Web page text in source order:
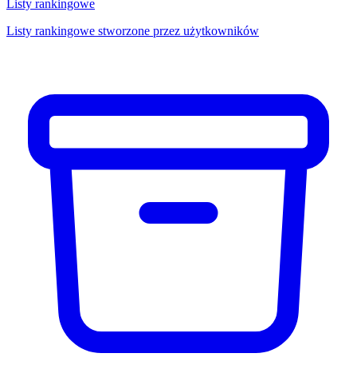
Listy rankingowe
Listy rankingowe stworzone przez użytkowników